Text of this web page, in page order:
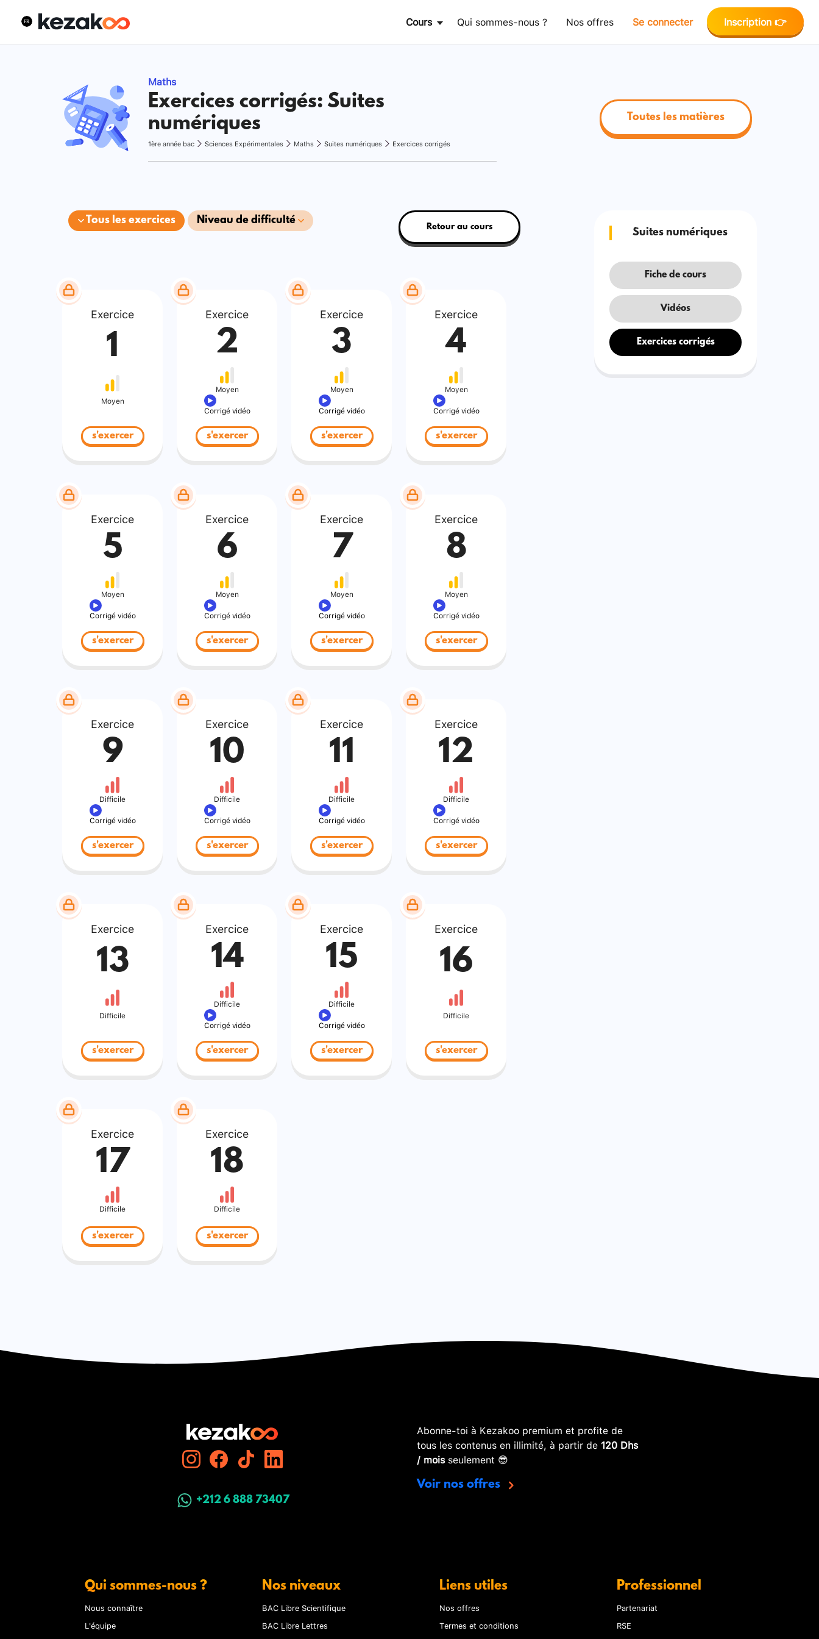
Cours Qui sommes-nous ? Nos offres Se connecter Inscription 👉
Maths
Exercices corrigés: Suites
numériques
1ère année bac Sciences Expérimentales Maths Suites numériques Exercices corrigés
Toutes les matières
Tous les exercices Niveau de difficulté
Retour au cours
Exercice
1
Moyen
s'exercer
Exercice
2
Moyen
Corrigé vidéo
s'exercer
Exercice
3
Moyen
Corrigé vidéo
s'exercer
Exercice
4
Moyen
Corrigé vidéo
s'exercer
Exercice
5
Moyen
Corrigé vidéo
s'exercer
Exercice
6
Moyen
Corrigé vidéo
s'exercer
Exercice
7
Moyen
Corrigé vidéo
s'exercer
Exercice
8
Moyen
Corrigé vidéo
s'exercer
Exercice
9
Difficile
Corrigé vidéo
s'exercer
Exercice
10
Difficile
Corrigé vidéo
s'exercer
Exercice
11
Difficile
Corrigé vidéo
s'exercer
Exercice
12
Difficile
Corrigé vidéo
s'exercer
Exercice
13
Difficile
s'exercer
Exercice
14
Difficile
Corrigé vidéo
s'exercer
Exercice
15
Difficile
Corrigé vidéo
s'exercer
Exercice
16
Difficile
s'exercer
Exercice
17
Difficile
s'exercer
Exercice
18
Difficile
s'exercer
Suites numériques
Fiche de cours
Vidéos
Exercices corrigés
+212 6 888 73407
Abonne-toi à Kezakoo premium et profite de
tous les contenus en illimité, à partir de 120 Dhs
/ moisseulement 😎
Voir nos offres
Qui sommes-nous ?
Nous connaître
L'équipe
Nos niveaux
BAC Libre Scientifique
BAC Libre Lettres
Liens utiles
Nos offres
Termes et conditions
Professionnel
Partenariat
RSE